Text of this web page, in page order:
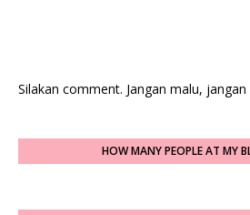
Silakan comment. Jangan malu, jangan
HOW MANY PEOPLE AT MY